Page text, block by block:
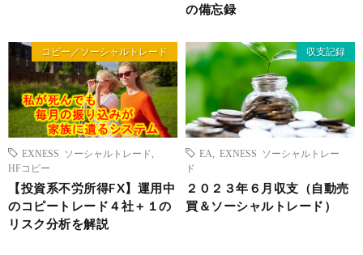
の備忘録
コピー／ソーシャルトレード
EXNESS ソーシャルトレード
HFコピー
【投資系不労所得FX】運用中
のコピートレード４社＋１の
リスク分析を解説
収支記録
EA
EXNESS ソーシャルトレー
ド
２０２３年６月収支（自動売
買＆ソーシャルトレード）